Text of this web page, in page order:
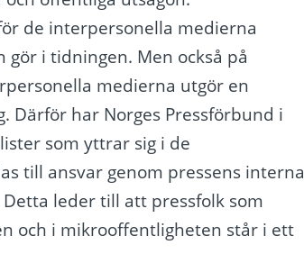
de interpersonella medierna
i tidningen. Men också på
medierna utgör en
Därför har Norges Pressförbund i
som yttrar sig i de
till ansvar genom pressens interna
leder till att pressfolk som
och i mikrooffentligheten står i ett